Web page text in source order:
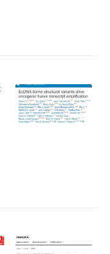
ecDNA驱动癌基因融合
因突变先后决定肠道